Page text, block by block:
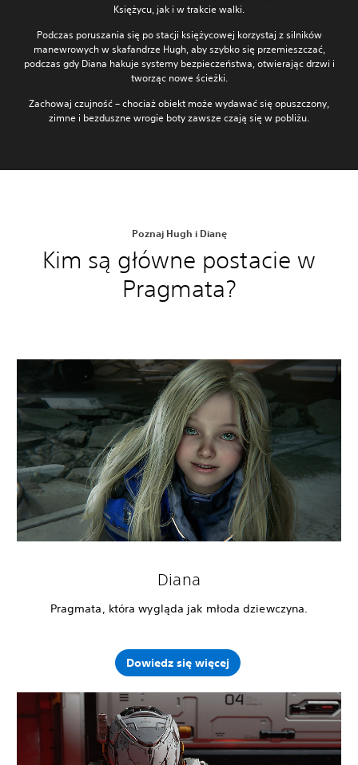
Księżycu, jak i w trakcie walki.
Podczas poruszania się po stacji księżycowej korzystaj z silników
manewrowych w skafandrze Hugh, aby szybko się przemieszczać,
podczas gdy Diana hakuje systemy bezpieczeństwa, otwierając drzwi i
tworząc nowe ścieżki.
Zachowaj czujność – chociaż obiekt może wydawać się opuszczony,
zimne i bezduszne wrogie boty zawsze czają się w pobliżu.
Poznaj Hugh i Dianę
Kim są główne postacie w
Pragmata?
Diana
Pragmata, która wygląda jak młoda dziewczyna.
Dowiedz się więcej